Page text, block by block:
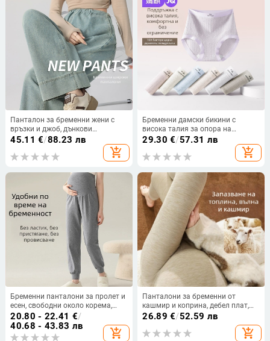
Панталон за бременни жени с
връзки и джоб, дънкови
панталони с връзки, връхно
облекло, дънки, панталони за
бременни, модерни за мама
45.11 €/88.23 лв
add_shopping_cart
Бременни дамски бикини с
висока талия за опора на
корема, антибактериален памук,
29.30 €/57.31 лв
add_shopping_cart
Бременни панталони за пролет и
есен, свободни около корема,
панталони за спане, подходящи
за носене навън, голям размер,
удобно домашно облекло
20.80 - 22.41 €/
40.68 - 43.83 лв
add_shopping_cart
Панталони за бременни от
кашмир и коприна, дебел плат,
дължина 9/10, висока
26.89 €/52.59 лв
add_shopping_cart